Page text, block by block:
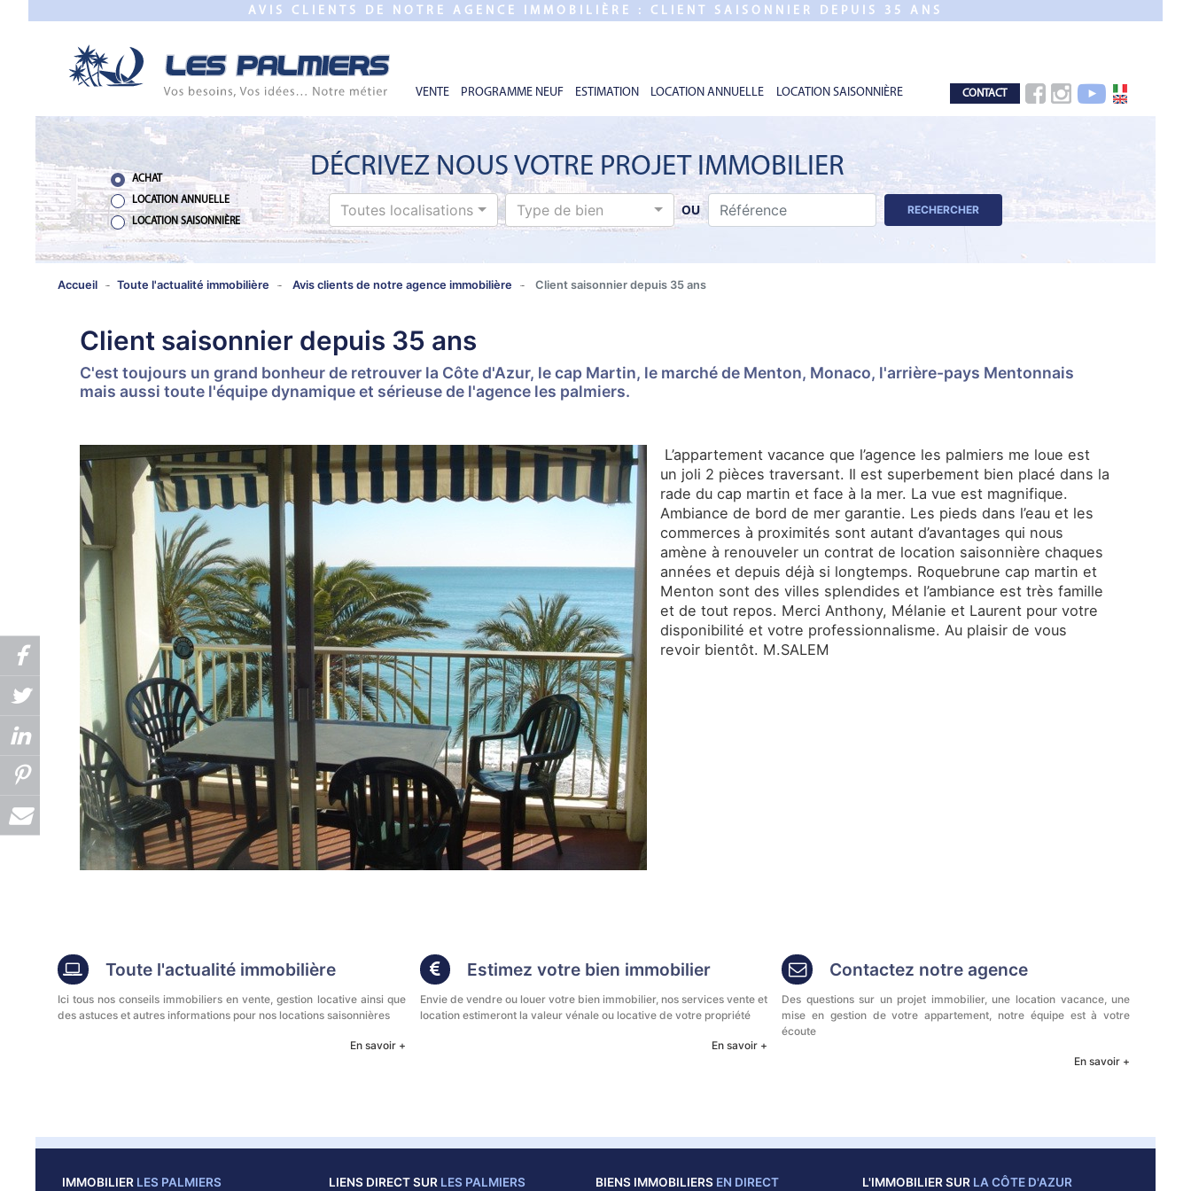
AVIS CLIENTS DE NOTRE AGENCE IMMOBILIÈRE : CLIENT SAISONNIER DEPUIS 35 ANS
VENTE PROGRAMME NEUF ESTIMATION LOCATION ANNUELLE LOCATION SAISONNIÈRE CONTACT
PROGRAMME
ESTIMATION
ANNUELLE
SAISONNIÈRE
DÉCRIVEZ NOUS VOTRE PROJET IMMOBILIER
ACHAT
LOCATION ANNUELLE
LOCATION SAISONNIÈRE
Toutes localisations Type de bien OU RECHERCHER
Accueil Toute l'actualité immobilière Avis clients de notre agence immobilière Client saisonnier depuis 35 ans
Client saisonnier depuis 35 ans
C'est toujours un grand bonheur de retrouver la Côte d'Azur, le cap Martin, le marché de Menton, Monaco, l'arrière-pays Mentonnais
mais aussi toute l'équipe dynamique et sérieuse de l'agence les palmiers.
L’appartement vacance que l’agence les palmiers me loue est
un joli 2 pièces traversant. Il est superbement bien placé dans la
rade du cap martin et face à la mer. La vue est magnifique.
Ambiance de bord de mer garantie. Les pieds dans l’eau et les
commerces à proximités sont autant d’avantages qui nous
amène à renouveler un contrat de location saisonnière chaques
années et depuis déjà si longtemps. Roquebrune cap martin et
Menton sont des villes splendides et l’ambiance est très famille
et de tout repos. Merci Anthony, Mélanie et Laurent pour votre
disponibilité et votre professionnalisme. Au plaisir de vous
revoir bientôt. M.SALEM
Toute l'actualité immobilière
Ici tous nos conseils immobiliers en vente, gestion locative ainsi que
des astuces et autres informations pour nos locations saisonnières
En savoir +
Estimez votre bien immobilier
Envie de vendre ou louer votre bien immobilier, nos services vente et
location estimeront la valeur vénale ou locative de votre propriété
En savoir +
Contactez notre agence
Des questions sur un projet immobilier, une location vacance, une
mise en gestion de votre appartement, notre équipe est à votre
écoute
En savoir +
IMMOBILIER LES PALMIERS LIENS DIRECT SUR LES PALMIERS BIENS IMMOBILIERS EN DIRECT L'IMMOBILIER SUR LA CÔTE D'AZUR